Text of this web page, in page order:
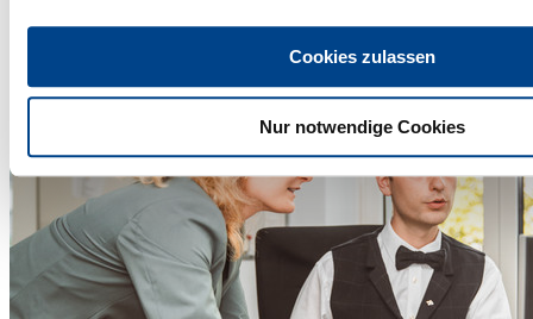
Cookies zulassen
Nur notwendige Cookies